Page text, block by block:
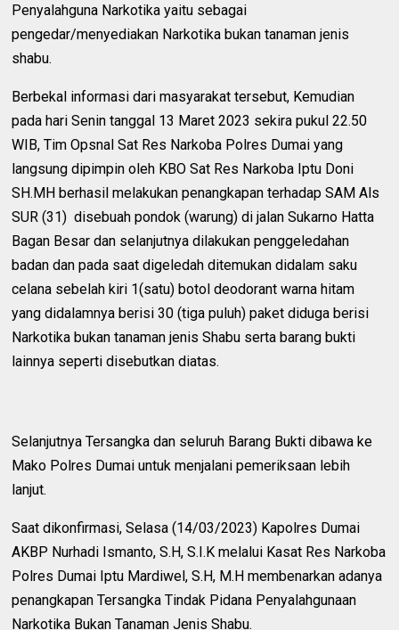
Penyalahguna Narkotika yaitu sebagai
pengedar/menyediakan Narkotika bukan tanaman jenis
shabu.
Berbekal informasi dari masyarakat tersebut, Kemudian
pada hari Senin tanggal 13 Maret 2023 sekira pukul 22.50
WIB, Tim Opsnal Sat Res Narkoba Polres Dumai yang
langsung dipimpin oleh KBO Sat Res Narkoba Iptu Doni
SH.MH berhasil melakukan penangkapan terhadap SAM Als
SUR (31) disebuah pondok (warung) di jalan Sukarno Hatta
Bagan Besar dan selanjutnya dilakukan penggeledahan
badan dan pada saat digeledah ditemukan didalam saku
celana sebelah kiri 1(satu) botol deodorant warna hitam
yang didalamnya berisi 30 (tiga puluh) paket diduga berisi
Narkotika bukan tanaman jenis Shabu serta barang bukti
lainnya seperti disebutkan diatas.
Selanjutnya Tersangka dan seluruh Barang Bukti dibawa ke
Mako Polres Dumai untuk menjalani pemeriksaan lebih
lanjut.
Saat dikonfirmasi, Selasa (14/03/2023) Kapolres Dumai
AKBP Nurhadi Ismanto, S.H, S.I.K melalui Kasat Res Narkoba
Polres Dumai Iptu Mardiwel, S.H, M.H membenarkan adanya
penangkapan Tersangka Tindak Pidana Penyalahgunaan
Narkotika Bukan Tanaman Jenis Shabu.